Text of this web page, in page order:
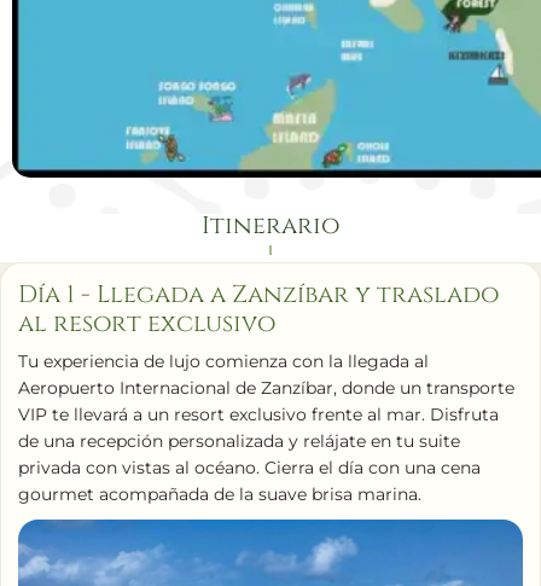
Itinerario
Día 1 - Llegada a Zanzíbar y traslado
al resort exclusivo
Tu experiencia de lujo comienza con la llegada al
Aeropuerto Internacional de Zanzíbar, donde un transporte
VIP te llevará a un resort exclusivo frente al mar. Disfruta
de una recepción personalizada y relájate en tu suite
privada con vistas al océano. Cierra el día con una cena
gourmet acompañada de la suave brisa marina.